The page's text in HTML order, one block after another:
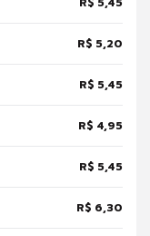
R$ 5,20
R$ 5,45
R$ 4,95
R$ 5,45
R$ 6,30